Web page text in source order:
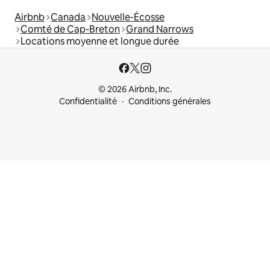
Airbnb Canada Nouvelle-Écosse
Comté de Cap-Breton Grand Narrows
Locations moyenne et longue durée
© 2026 Airbnb, Inc.
Confidentialité
Conditions générales